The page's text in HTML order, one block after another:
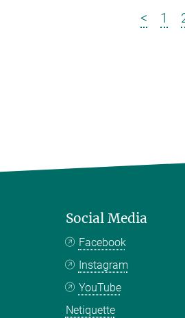
< 1
Social Media
Facebook
Instagram
YouTube
Netiquette